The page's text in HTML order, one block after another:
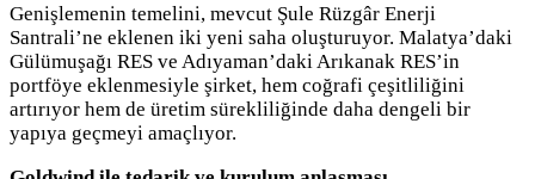
Genişlemenin temelini, mevcut Şule Rüzgâr Enerji
Santrali’ne eklenen iki yeni saha oluşturuyor. Malatya’daki
Gülümuşağı RES ve Adıyaman’daki Arıkanak RES’in
portföye eklenmesiyle şirket, hem coğrafi çeşitliliğini
artırıyor hem de üretim sürekliliğinde daha dengeli bir
yapıya geçmeyi amaçlıyor.